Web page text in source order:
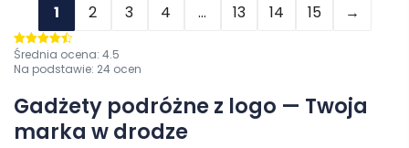
1 2 3 4 … 13 14 15 →
Oceniono
4.5na 5
Średnia ocena: 4.5
Na podstawie: 24 ocen
Gadżety podróżne z logo — Twoja
marka w drodze